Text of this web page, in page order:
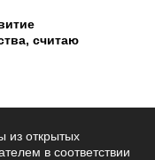
считаю
из открытых
в соответствии